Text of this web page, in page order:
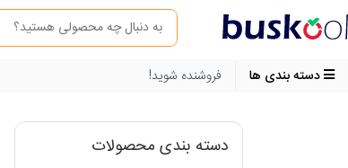
دسته بندی ها
فروشنده شوید!
دسته بندی محصولات